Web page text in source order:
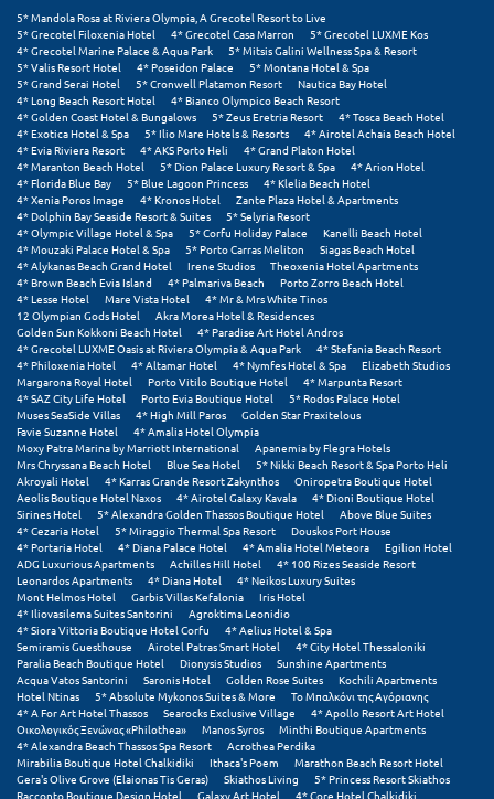
Λουτρά Υπάτης
Λουτράκι
Λούτσα
Μ
Μάνη
Μαραθώνας Αττικής
Μαρώνεια
Μεθώνη
Μεσολόγγι
Μεσσηνία
Μετέωρα
Μέτσοβο
Μήλος
Μονεμβασιά
Μουζάκι
Μπαλί Κρήτης
Μπάνσκο
Μπούκα Μεσσηνίας
5* Mandola Rosa at Riviera Olympia, A Grecotel Resort to Live
5* Grecotel Filoxenia Hotel
4* Grecotel Casa Marron
5* Grecotel LUXME Kos
4* Grecotel Marine Palace & Aqua Park
5* Mitsis Galini Wellness Spa & Resort
5* Valis Resort Hotel
4* Poseidon Palace
5* Montana Hotel & Spa
5* Grand Serai Hotel
5* Cronwell Platamon Resort
Nautica Bay Hotel
4* Long Beach Resort Hotel
4* Bianco Olympico Beach Resort
4* Golden Coast Hotel & Bungalows
5* Zeus Eretria Resort
4* Tosca Beach Hotel
4* Exotica Hotel & Spa
5* Ilio Mare Hotels & Resorts
4* Airotel Achaia Beach Hotel
4* Evia Riviera Resort
4* AKS Porto Heli
4* Grand Platon Hotel
4* Maranton Beach Hotel
5* Dion Palace Luxury Resort & Spa
4* Arion Hotel
4* Florida Blue Bay
5* Blue Lagoon Princess
4* Klelia Beach Hotel
4* Xenia Poros Image
4* Kronos Hotel
Zante Plaza Hotel & Apartments
4* Dolphin Bay Seaside Resort & Suites
5* Selyria Resort
4* Olympic Village Hotel & Spa
5* Corfu Holiday Palace
Kanelli Beach Hotel
4* Mouzaki Palace Hotel & Spa
5* Porto Carras Meliton
Siagas Beach Hotel
4* Alykanas Beach Grand Hotel
Irene Studios
Theoxenia Hotel Apartments
4* Brown Beach Evia Island
4* Palmariva Beach
Porto Zorro Beach Hotel
4* Lesse Hotel
Mare Vista Hotel
4* Mr & Mrs White Tinos
12 Olympian Gods Hotel
Akra Morea Hotel & Residences
Golden Sun Kokkoni Beach Hotel
4* Paradise Art Hotel Andros
4* Grecotel LUXME Oasis at Riviera Olympia & Aqua Park
4* Stefania Beach Resort
4* Philoxenia Hotel
4* Altamar Hotel 4* Nymfes Hotel & Spa
Elizabeth Studios
Margarona Royal Hotel
Porto Vitilo Boutique Hotel
4* Marpunta Resort
4* SAZ City Life Hotel
Porto Evia Boutique Hotel
5* Rodos Palace Hotel
Muses SeaSide Villas
4* High Mill Paros
Golden Star Praxitelous
Favie Suzanne Hotel
4* Amalia Hotel Olympia
Moxy Patra Marina by Marriott International
Apanemia by Flegra Hotels
Mrs Chryssana Beach Hotel
Blue Sea Hotel
5* Nikki Beach Resort & Spa Porto Heli
Akroyali Hotel
4* Karras Grande Resort Zakynthos
Oniropetra Boutique Hotel
Aeolis Boutique Hotel Naxos
4* Airotel Galaxy Kavala
4* Dioni Boutique Hotel
Sirines Hotel
5* Alexandra Golden Thassos Boutique Hotel
Above Blue Suites
4* Cezaria Hotel
5* Miraggio Thermal Spa Resort
Douskos Port House
4* Portaria Hotel
4* Diana Palace Hotel 4* Amalia Hotel Meteora
Egilion Hotel
ADG Luxurious Apartments
Achilles Hill Hotel
4* 100 Rizes Seaside Resort
Leonardos Apartments
4* Diana Hotel
4* Neikos Luxury Suites
Mont Helmos Hotel
Garbis Villas Kefalonia
Iris Hotel
4* Iliovasilema Suites Santorini
Agroktima Leonidio
4* Siora Vittoria Boutique Hotel Corfu
4* Aelius Hotel & Spa
Semiramis Guesthouse
Airotel Patras Smart Hotel
4* City Hotel Thessaloniki
Paralia Beach Boutique Hotel
Dionysis Studios
Sunshine Apartments
Acqua Vatos Santorini
Saronis Hotel Golden Rose Suites
Kochili Apartments
Hotel Ntinas
5* Absolute Mykonos Suites & More
Το Μπαλκόνι της Αγόριανης
4* A For Art Hotel Thassos
Searocks Exclusive Village
4* Apollo Resort Art Hotel
Οικολογικός Ξενώνας «Philothea»
Manos Syros
Minthi Boutique Apartments
4* Alexandra Beach Thassos Spa Resort
Acrothea Perdika
Mirabilia Boutique Hotel Chalkidiki
Ithaca's Poem
Marathon Beach Resort Hotel
Gera's Olive Grove (Elaionas Tis Geras)
Skiathos Living
5* Princess Resort Skiathos
Racconto Boutique Design Hotel
Galaxy Art Hotel
4* Core Hotel Chalkidiki